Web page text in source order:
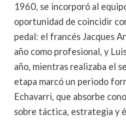
1960, se incorporó al
oportunidad de coincidir
pedal: el francés Jacques
año como profesional, y
año, mientras realizaba el
etapa marcó un periodo
Echavarri, que absorbe
sobre táctica, estrategia y